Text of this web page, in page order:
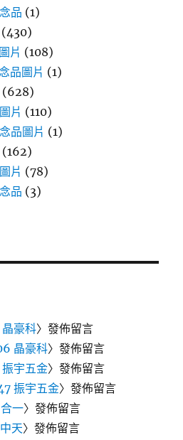
品 (1)
(430)
片 (108)
品圖片 (1)
(628)
片 (110)
品圖片 (1)
(162)
片 (78)
品 (3)
豪科〉發佈留言
晶豪科〉發佈留言
宇五金〉發佈留言
振宇五金〉發佈留言
一〉發佈留言
天〉發佈留言